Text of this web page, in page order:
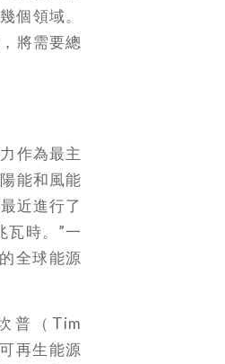
個領域。
將需要總
作為最主
能和風能
近進行了
瓦時。”一
全球能源
普（Tim
再生能源